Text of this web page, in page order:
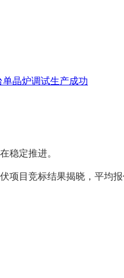
单晶炉调试生产成功
稳定推进。
项目竞标结果揭晓，平